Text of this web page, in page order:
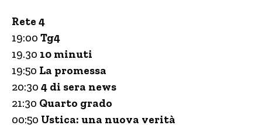
Rete 4
19:00 Tg4
19.30 10 minuti
19:50 La promessa
20:30 4 di sera news
21:30 Quarto grado
00:50 Ustica: una nuova verità